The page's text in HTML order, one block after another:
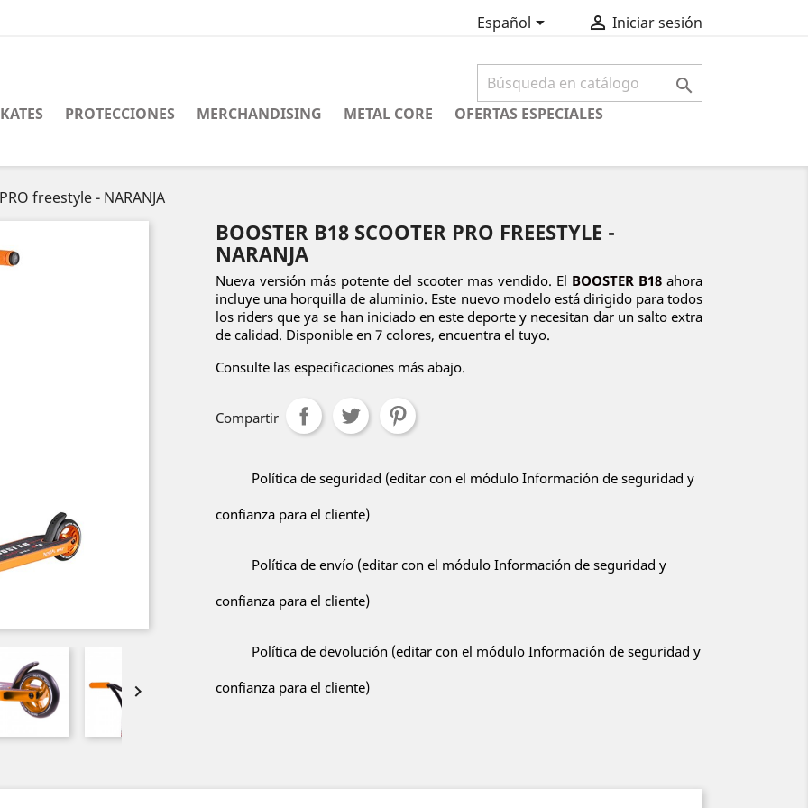
Español  Iniciar sesión

PROTECCIONES MERCHANDISING METAL CORE OFERTAS ESPECIALES
freestyle - NARANJA

BOOSTER B18 SCOOTER PRO FREESTYLE -
NARANJA
Nueva versión más potente del scooter mas vendido. El BOOSTER B18 ahora
incluye una horquilla de aluminio. Este nuevo modelo está dirigido para todos
los riders que ya se han iniciado en este deporte y necesitan dar un salto extra
de calidad. Disponible en 7 colores, encuentra el tuyo.
Consulte las especificaciones más abajo.
Compartir
Política de seguridad (editar con el módulo Información de seguridad y
confianza para el cliente)
Política de envío (editar con el módulo Información de seguridad y
confianza para el cliente)
Política de devolución (editar con el módulo Información de seguridad y
confianza para el cliente)